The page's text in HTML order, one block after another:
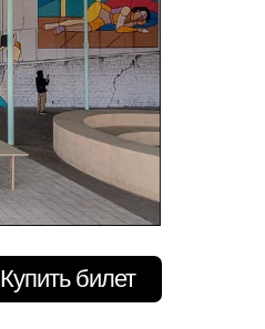
Купить билет